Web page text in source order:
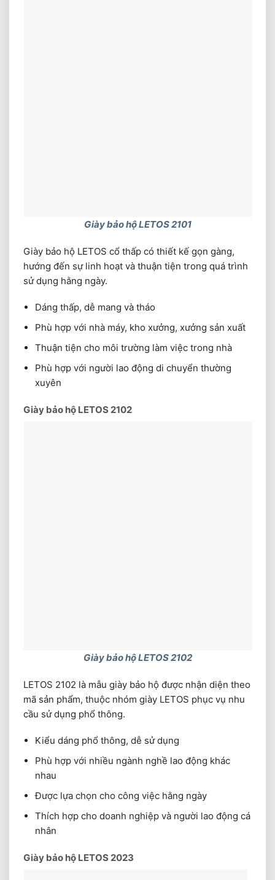
Giày bảo hộ LETOS 2101
Giày bảo hộ LETOS cổ thấp có thiết kế gọn gàng,
hướng đến sự linh hoạt và thuận tiện trong quá trình
sử dụng hằng ngày.
Dáng thấp, dễ mang và tháo
Phù hợp với nhà máy, kho xưởng, xưởng sản xuất
Thuận tiện cho môi trường làm việc trong nhà
Phù hợp với người lao động di chuyển thường
xuyên
Giày bảo hộ LETOS 2102
Giày bảo hộ LETOS 2102
LETOS 2102 là mẫu giày bảo hộ được nhận diện theo
mã sản phẩm, thuộc nhóm giày LETOS phục vụ nhu
cầu sử dụng phổ thông.
Kiểu dáng phổ thông, dễ sử dụng
Phù hợp với nhiều ngành nghề lao động khác
nhau
Được lựa chọn cho công việc hằng ngày
Thích hợp cho doanh nghiệp và người lao động cá
nhân
Giày bảo hộ LETOS 2023